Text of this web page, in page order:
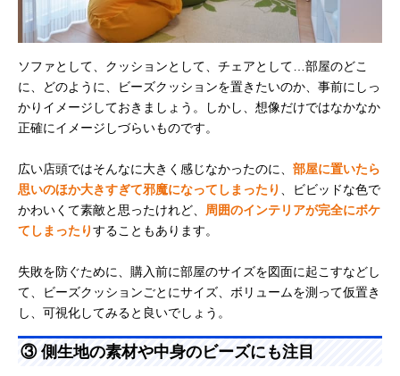
ソファとして、クッションとして、チェアとして…部屋のどこ
に、どのように、ビーズクッションを置きたいのか、事前にしっ
かりイメージしておきましょう。しかし、想像だけではなかなか
正確にイメージしづらいものです。
広い店頭ではそんなに大きく感じなかったのに、 部屋に置いたら
思いのほか大きすぎて邪魔になってしまったり
、ビビッドな色で
かわいくて素敵と思ったけれど、 周囲のインテリアが完全にボケ
てしまったりすることもあります。
失敗を防ぐために、購入前に部屋のサイズを図面に起こすなどし
て、ビーズクッションごとにサイズ、ボリュームを測って仮置き
し、可視化してみると良いでしょう。
③ 側生地の素材や中身のビーズにも注目